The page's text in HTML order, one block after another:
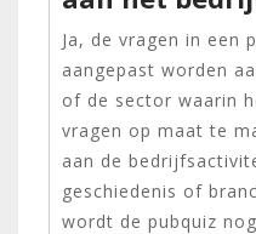
Ja, de vragen in een
aangepast worden
of de sector waarin
vragen op maat te
aan de
geschiedenis of
wordt de pubquiz